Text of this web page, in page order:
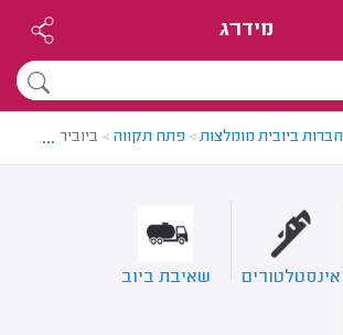
מידרג
חברות ביובית מומלצות> פתח תקווה > ביובית בפתח
...
אינסטלטורים שאיבת ביוב